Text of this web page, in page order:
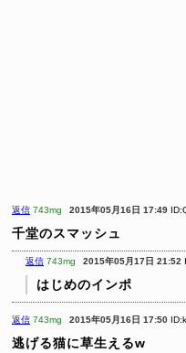
返信 743mg 2015年05月16日 17:49
千堂のスマッシュ
返信 743mg 2015年05月17日 21:52
はじめのインポ
返信 743mg 2015年05月16日 17:50
逃げる猫に草生えるw